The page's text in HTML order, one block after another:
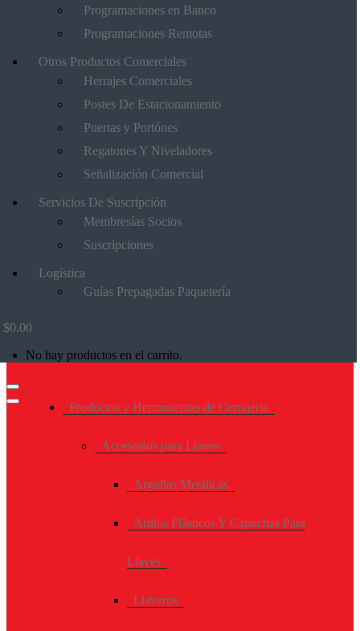
Programaciones en Banco
Programaciones Remotas
Otros Productos Comerciales
Herrajes Comerciales
Postes De Estacionamiento
Puertas y Portónes
Regatones Y Niveladores
Señalización Comercial
Servicios De Suscripción
Membresías Socios
Suscripciones
Logística
Guías Prepagadas Paquetería
$0.00
No hay productos en el carrito.
Productos y Herramientas de Cerrajeria
Accesorios para Llaves
Argollas Metálicas
Arillos Plásticos Y Capuchas Para
Llaves
Llaveros